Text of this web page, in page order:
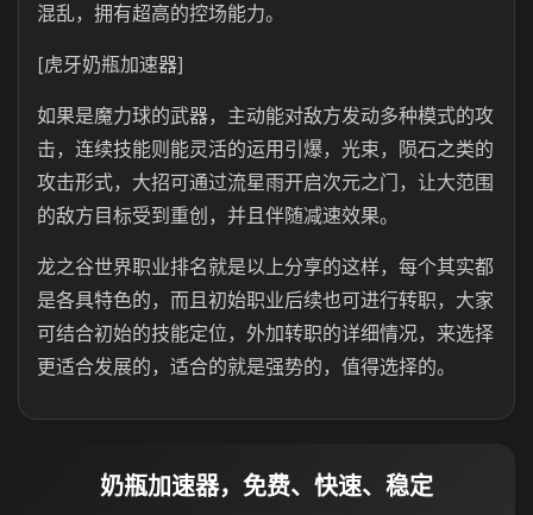
混乱，拥有超高的控场能力。
[虎牙奶瓶加速器]
如果是魔力球的武器，主动能对敌方发动多种模式的攻
击，连续技能则能灵活的运用引爆，光束，陨石之类的
攻击形式，大招可通过流星雨开启次元之门，让大范围
的敌方目标受到重创，并且伴随减速效果。
龙之谷世界职业排名就是以上分享的这样，每个其实都
是各具特色的，而且初始职业后续也可进行转职，大家
可结合初始的技能定位，外加转职的详细情况，来选择
更适合发展的，适合的就是强势的，值得选择的。
奶瓶加速器，免费、快速、稳定